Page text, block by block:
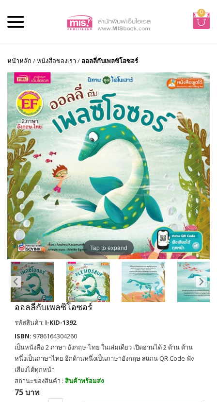
0
หน้าหลัก /หนังสือของเรา / ออลลี่กับเพลซิโอซอร์
Tap to expand
ออลลี่กับเพลซิโอซอร์
รหัสสินค้า: I-KID-1392
ISBN: 9786164304260
เป็นหนังสือ 2 ภาษา อังกฤษ-ไทย ในเล่มเดียว เปิดอ่านได้ 2 ด้าน ด้าน
หนึ่งเป็นภาษาไทย อีกด้านหนึ่งเป็นภาษาอังกฤษ สแกน QR Code ฟัง
เสียงได้ทุกหน้า
สถานะของสินค้า : สินค้าพร้อมส่ง
75 บาท